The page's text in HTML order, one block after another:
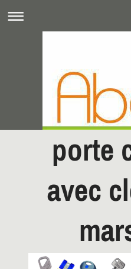
porte
avec